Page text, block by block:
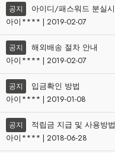
공지
아이디/패스워드 분실시
아이**** | 2019-02-07
공지
해외배송 절차 안내
아이**** | 2019-02-07
공지
입금확인 방법
아이**** | 2019-01-08
공지
적립금 지급 및 사용방법
아이**** | 2018-06-28